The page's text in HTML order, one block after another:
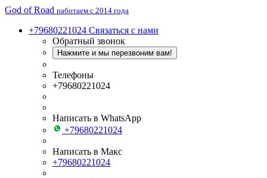
God of Road работаем с 2014 года
+79680221024 Связаться с нами
Обратный звонок
Нажмите и мы перезвоним вам!
Телефоны
+79680221024
Написать в WhatsApp
+79680221024
Написать в Макс
+79680221024